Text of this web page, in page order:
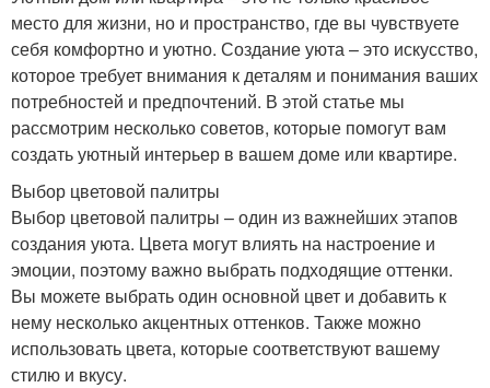
место для жизни, но и пространство, где вы чувствуете
себя комфортно и уютно. Создание уюта – это искусство,
которое требует внимания к деталям и понимания ваших
потребностей и предпочтений. В этой статье мы
рассмотрим несколько советов, которые помогут вам
создать уютный интерьер в вашем доме или квартире.
Выбор цветовой палитры
Выбор цветовой палитры – один из важнейших этапов
создания уюта. Цвета могут влиять на настроение и
эмоции, поэтому важно выбрать подходящие оттенки.
Вы можете выбрать один основной цвет и добавить к
нему несколько акцентных оттенков. Также можно
использовать цвета, которые соответствуют вашему
стилю и вкусу.